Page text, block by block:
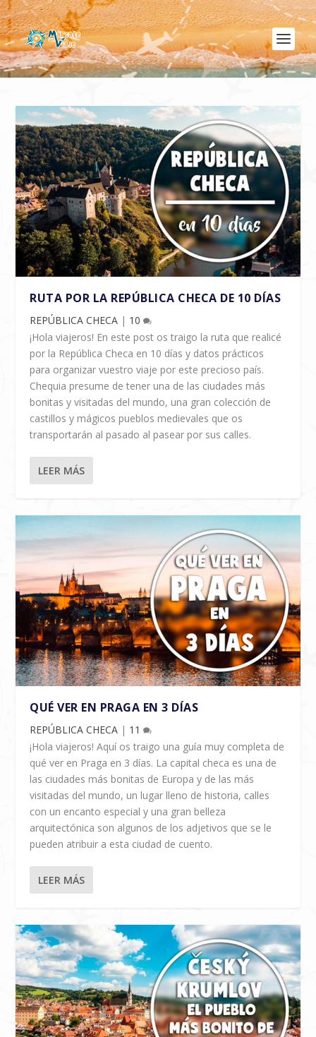
RUTA POR LA REPÚBLICA CHECA DE 10 DÍAS
REPÚBLICA CHECA | 10
¡Hola viajeros! En este post os traigo la ruta que realicé
por la República Checa en 10 días y datos prácticos
para organizar vuestro viaje por este precioso país.
Chequia presume de tener una de las ciudades más
bonitas y visitadas del mundo, una gran colección de
castillos y mágicos pueblos medievales que os
transportarán al pasado al pasear por sus calles.
LEER MÁS
QUÉ VER EN PRAGA EN 3 DÍAS
REPÚBLICA CHECA | 11
¡Hola viajeros! Aquí os traigo una guía muy completa de
qué ver en Praga en 3 días. La capital checa es una de
las ciudades más bonitas de Europa y de las más
visitadas del mundo, un lugar lleno de historia, calles
con un encanto especial y una gran belleza
arquitectónica son algunos de los adjetivos que se le
pueden atribuir a esta ciudad de cuento.
LEER MÁS